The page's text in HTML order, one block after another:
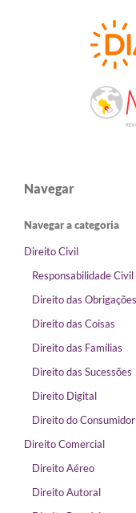
Navegar
Navegar a categoria
Direito Civil
Responsabilidade Civil
Direito das Obrigações
Direito das Coisas
Direito das Famílias
Direito das Sucessões
Direito Digital
Direito do Consumidor
Direito Comercial
Direito Aéreo
Direito Autoral